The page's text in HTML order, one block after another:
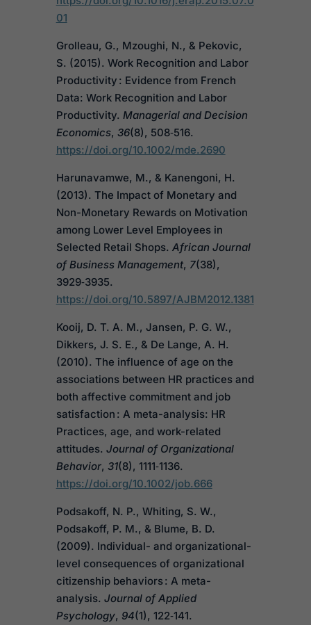
01
Grolleau, G., Mzoughi, N., & Pekovic,
S. (2015). Work Recognition and Labor
Productivity : Evidence from French
Data: Work Recognition and Labor
Productivity. Managerial and Decision
Economics, 36(8), 508‑516.
https://doi.org/10.1002/mde.2690
Harunavamwe, M., & Kanengoni, H.
(2013). The Impact of Monetary and
Non-Monetary Rewards on Motivation
among Lower Level Employees in
Selected Retail Shops. African Journal
of Business Management, 7(38),
3929‑3935.
https://doi.org/10.5897/AJBM2012.1381
Kooij, D. T. A. M., Jansen, P. G. W.,
Dikkers, J. S. E., & De Lange, A. H.
(2010). The influence of age on the
associations between HR practices and
both affective commitment and job
satisfaction : A meta-analysis: HR
Practices, age, and work-related
attitudes. Journal of Organizational
Behavior, 31(8), 1111‑1136.
https://doi.org/10.1002/job.666
Podsakoff, N. P., Whiting, S. W.,
Podsakoff, P. M., & Blume, B. D.
(2009). Individual- and organizational-
level consequences of organizational
citizenship behaviors : A meta-
analysis. Journal of Applied
Psychology, 94(1), 122‑141.